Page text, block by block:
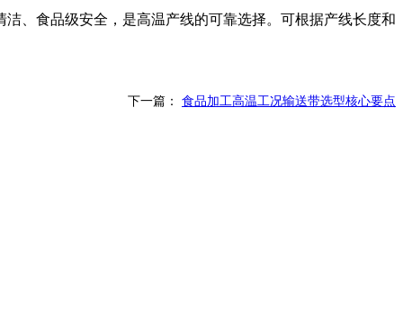
、食品级安全，是高温产线的可靠选择。可根据产线长度和
下一篇： 食品加工高温工况输送带选型核心要点